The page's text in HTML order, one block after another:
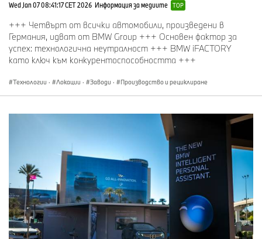
Wed Jan 07 08:41:17 CET 2026 Информация за медиите TOP
+++ Четвърт от всички автомобили, произведени в
Германия, идват от BMW Group +++ Основен фактор за
успех: технологична неутралност +++ BMW iFACTORY
като ключ към конкурентоспособността +++
Технологии · Локации · Заводи · Производство и рециклиране